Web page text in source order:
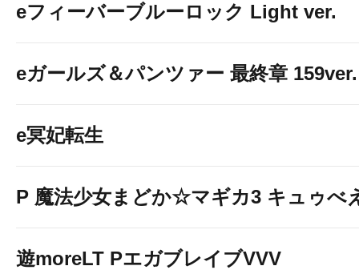
eフィーバーブルーロック Light ver.
eガールズ＆パンツァー 最終章 159ver.
e冥妃転生
P 魔法少女まどか☆マギカ3 キュゥべ
遊moreLT PエガブレイブVVV